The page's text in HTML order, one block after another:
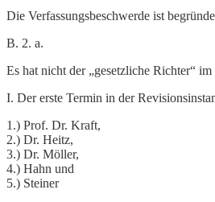
Die Verfassungsbeschwerde ist
B. 2. a.
Es hat nicht der „gesetzliche Richter“
I. Der erste Termin in der
1.) Prof. Dr. Kraft,
2.) Dr. Heitz,
3.) Dr. Möller,
4.) Hahn und
5.) Steiner